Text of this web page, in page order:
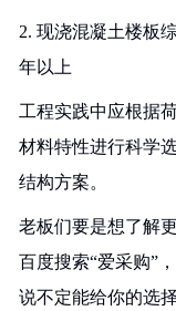
2. 现浇混凝土楼板
年以上
工程实践中应根据
材料特性进行科学
结构方案。
老板们要是想了解
百度搜索“爱采购”
说不定能给你的选